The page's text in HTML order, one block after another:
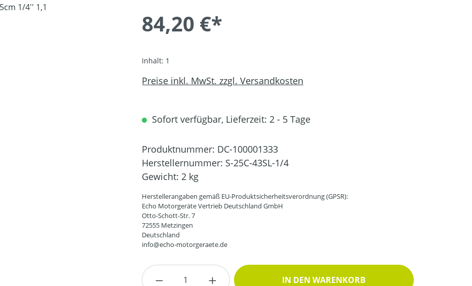
84,20 €*
Inhalt: 1
Preise inkl. MwSt. zzgl. Versandkosten
Sofort verfügbar, Lieferzeit: 2 - 5 Tage
Produktnummer: DC-100001333
Herstellernummer: S-25C-43SL-1/4
Gewicht: 2 kg
Herstellerangaben gemäß EU-Produktsicherheitsverordnung (GPSR):
Echo Motorgeräte Vertrieb Deutschland GmbH
Otto-Schott-Str. 7
72555 Metzingen
Deutschland
info@echo-motorgeraete.de
Produkt Anzahl: Gib den gewünschten Wert ein oder
IN DEN WARENKORB